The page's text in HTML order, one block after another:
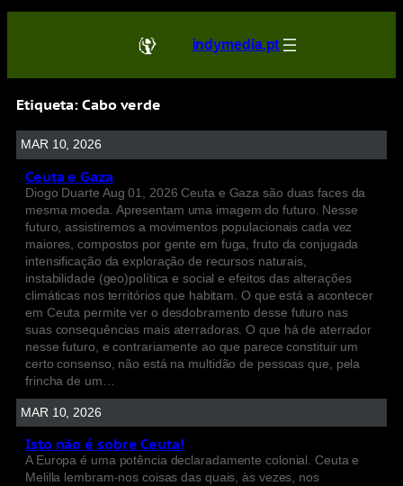
indymedia.pt
Etiqueta:Cabo verde
MAR 10, 2026
Ceuta e Gaza
Diogo Duarte Aug 01, 2026 Ceuta e Gaza são duas faces da
mesma moeda. Apresentam uma imagem do futuro. Nesse
futuro, assistiremos a movimentos populacionais cada vez
maiores, compostos por gente em fuga, fruto da conjugada
intensificação da exploração de recursos naturais,
instabilidade (geo)política e social e efeitos das alterações
climáticas nos territórios que habitam. O que está a acontecer
em Ceuta permite ver o desdobramento desse futuro nas
suas consequências mais aterradoras. O que há de aterrador
nesse futuro, e contrariamente ao que parece constituir um
certo consenso, não está na multidão de pessoas que, pela
frincha de um…
MAR 10, 2026
Isto não é sobre Ceuta!
A Europa é uma potência declaradamente colonial. Ceuta e
Melilla lembram-nos coisas das quais, às vezes, nos